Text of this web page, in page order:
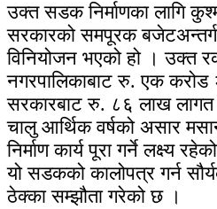
उक्त सडक निर्माणका लागि
सरकारको समपूरक
विनियोजन भएको हो । उक्त
नगरपालिकाबाट रु. एक
सरकारबाट रु. ८६ लाख लागत
चालु आर्थिक वर्षको असार
निर्माण कार्य पूरा गर्ने लक्ष्य
यो सडकको कालोपत्र गर्न
ठेक्का सम्झौता गरेको छ ।